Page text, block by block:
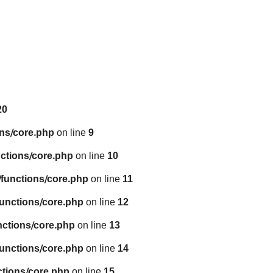
core.php on line 9
core.php on line 10
core.php on line 11
core.php on line 12
core.php on line 13
core.php on line 14